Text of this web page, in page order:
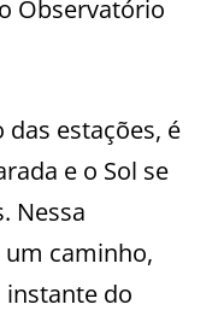
Observatório
estações, é
e o Sol se
Nessa
um caminho,
instante do